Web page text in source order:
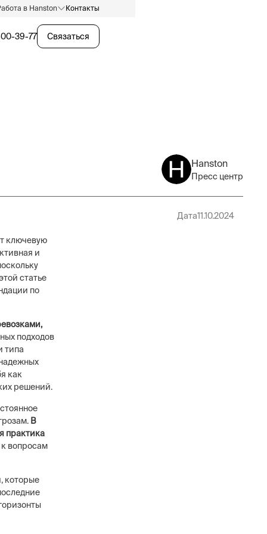
в Hanston Контакты
39-77 Связаться
Hanston
Пресс центр
Дата11.10.2024
ключевую
и
статье
по
подходов
типа
как
решений.
В
практика
к вопросам
которые